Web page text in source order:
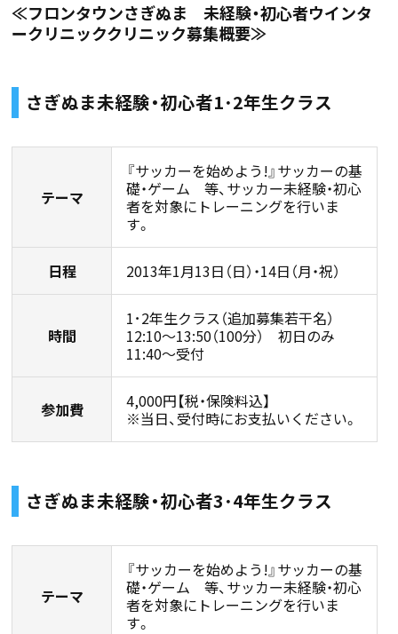
≪フロンタウンさぎぬま 未経験・初心者ウインタ
ークリニッククリニック募集概要≫
さぎぬま未経験・初心者1･2年生クラス
テーマ
『サッカーを始めよう!』サッカーの基
礎・ゲーム 等、サッカー未経験・初心
者を対象にトレーニングを行いま
す。
日程 2013年1月13日（日）・14日（月・祝）
時間
1･2年生クラス（追加募集若干名）
12:10〜13:50（100分） 初日のみ
11:40〜受付
参加費
4,000円【税・保険料込】
※当日、受付時にお支払いください。
さぎぬま未経験・初心者3･4年生クラス
テーマ
『サッカーを始めよう!』サッカーの基
礎・ゲーム 等、サッカー未経験・初心
者を対象にトレーニングを行いま
す。